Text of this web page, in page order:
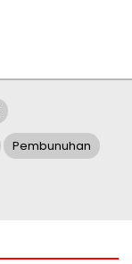
Pembunuhan